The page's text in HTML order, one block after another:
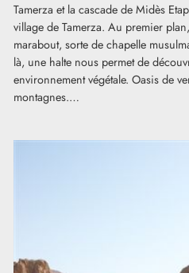
Tamerza et la cascade de Midès
village de Tamerza. Au premier
marabout, sorte de chapelle
là, une halte nous permet de
environnement végétale. Oasis de
montagnes.…